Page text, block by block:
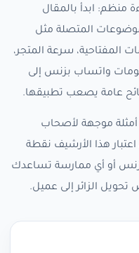
منظم: ابدأ بالمقال
المتصلة مثل
المفتاحية، سرعة المتجر،
واتساب بزنس إلى
عامة يصعب تطبيقها.
أمثلة موجهة لأصحاب
هذا الأرشيف نقطة
أو أي ممارسة تساعدك
الزائر إلى عميل.